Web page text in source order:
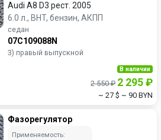
Audi A8 D3 рест. 2005
6.0 л., BHT, бензин, АКПП
седан
07C109088N
3) правый выпускной
В наличии
2 550 ₽ 2 295 ₽
~ 27 $ ~ 90 BYN
Фазорегулятор
Применяемость: